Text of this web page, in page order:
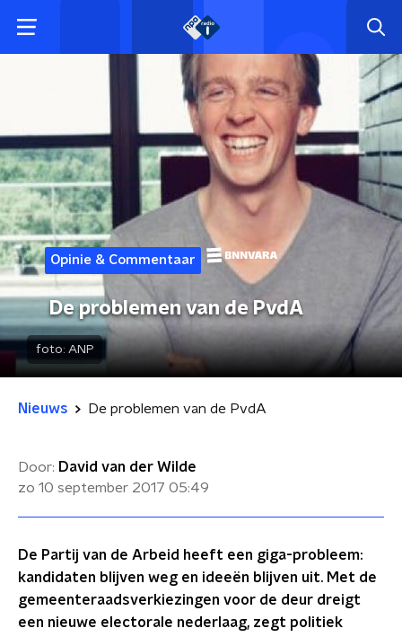
Opinie & Commentaar
De problemen van de PvdA
foto: ANP
Nieuws De problemen van de PvdA
Door: David van der Wilde
zo 10 september 2017 05:49
De Partij van de Arbeid heeft een giga-probleem:
kandidaten blijven weg en ideeën blijven uit. Met de
gemeenteraadsverkiezingen voor de deur dreigt
een nieuwe electorale nederlaag, zegt politiek